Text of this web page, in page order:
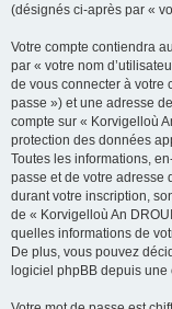
(désignés ci-après par «
Votre compte contiendra
par « votre nom
de vous connecter à votre
passe ») et une adresse
compte sur « Korvigelloù
protection des données
Toutes les informations,
passe et de votre adresse
durant votre inscription,
de « Korvigelloù An
quelles informations de
De plus, vous pouvez
logiciel phpBB depuis